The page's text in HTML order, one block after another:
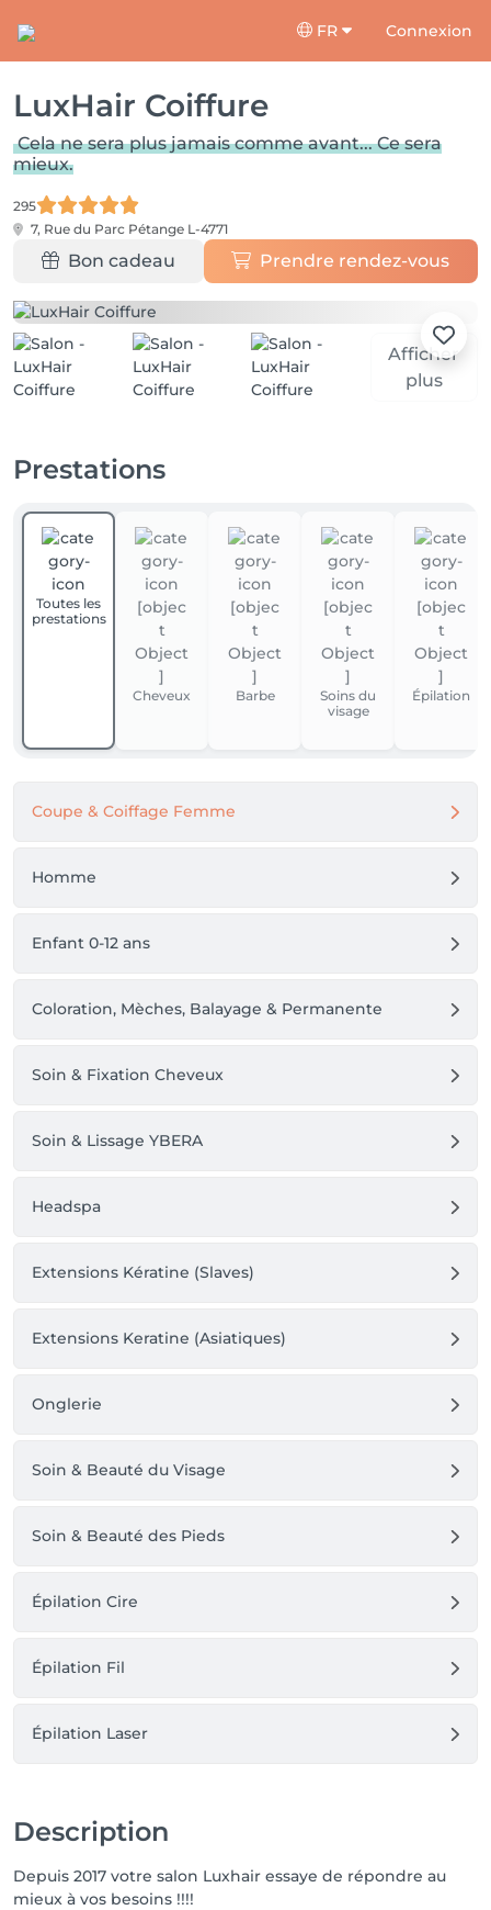
FR Connexion
LuxHair Coiffure
Cela ne sera plus jamais comme avant... Ce sera
mieux.
295
7, Rue du Parc Pétange L-4771
Bon cadeau Prendre rendez-vous
Afficher
plus
Prestations
Toutes les
prestations
Cheveux Barbe
Soins du
visage
Épilation
Coupe & Coiffage Femme
Homme
Enfant 0-12 ans
Coloration, Mèches, Balayage & Permanente
Soin & Fixation Cheveux
Soin & Lissage YBERA
Headspa
Extensions Kératine (Slaves)
Extensions Keratine (Asiatiques)
Onglerie
Soin & Beauté du Visage
Soin & Beauté des Pieds
Épilation Cire
Épilation Fil
Épilation Laser
Description
Depuis 2017 votre salon Luxhair essaye de répondre au
mieux à vos besoins !!!!